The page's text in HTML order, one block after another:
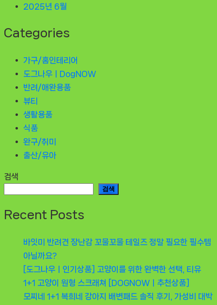
2025년 6월
Categories
가구/홈인테리어
도그나우ㅣDogNOW
반려/애완용품
뷰티
생활용품
식품
완구/취미
출산/유아
검색
검색
Recent Posts
바잇미 반려견 장난감 꼬물꼬물 테일즈 정말 필요한 필수템
아닐까요?
[도그나우ㅣ인기상품] 고양이를 위한 완벽한 선택, 티유
1+1 고양이 원형 스크래쳐 [DOGNOWㅣ추천상품]
모찌네 1+1 복희네 강아지 배변패드 솔직 후기, 가성비 대박